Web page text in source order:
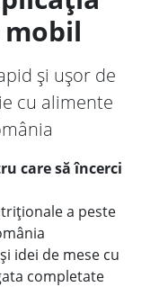
și ușor de
cu alimente
care să încerci
a peste
idei de mese cu
completate